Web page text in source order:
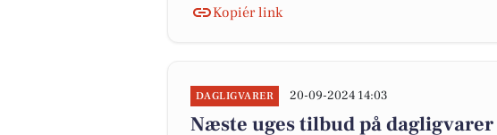
Kopiér link
DAGLIGVARER 20-09-2024 14:03
Næste uges tilbud på dagligvarer